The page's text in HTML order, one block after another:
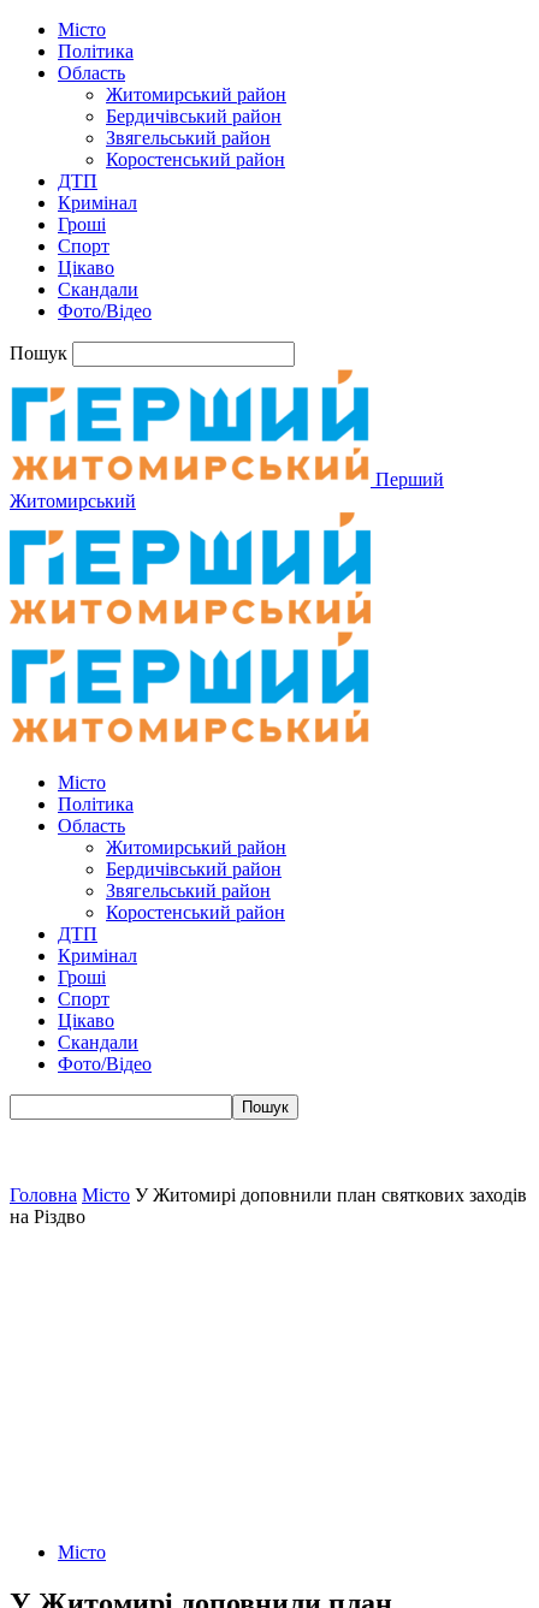
Місто
Політика
Область
Житомирський район
Бердичівський район
Звягельський район
Коростенський район
ДТП
Кримінал
Гроші
Спорт
Цікаво
Скандали
Фото/Відео
Пошук
Перший
Житомирський
Місто
Політика
Область
Житомирський район
Бердичівський район
Звягельський район
Коростенський район
ДТП
Кримінал
Гроші
Спорт
Цікаво
Скандали
Фото/Відео
Головна Місто У Житомирі доповнили план святкових заходів
на Різдво
Місто